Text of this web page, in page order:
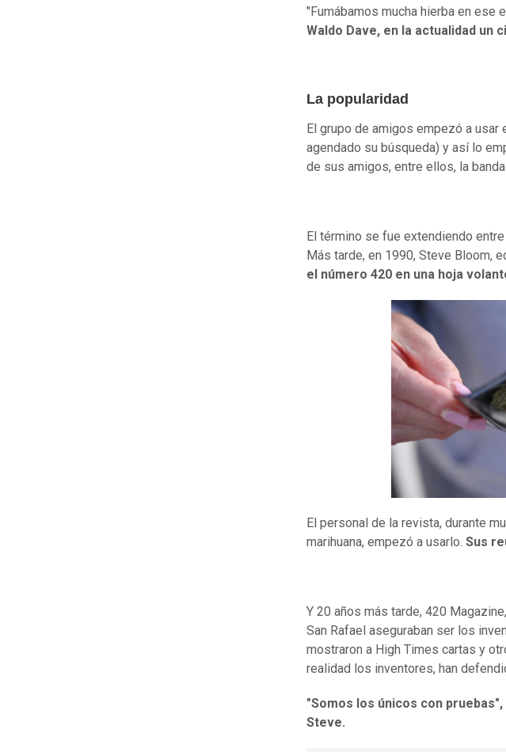
"Fumábamos mucha hierba en ese
Waldo Dave, en la actualidad un
La popularidad
El grupo de amigos empezó a usar
agendado su búsqueda) y así lo
de sus amigos, entre ellos, la
El término se fue extendiendo
Más tarde, en 1990, Steve Bloom,
el número 420 en una hoja
El personal de la revista, durante
marihuana, empezó a usarlo. Sus
Y 20 años más tarde, 420
San Rafael aseguraban ser los
mostraron a High Times cartas y
realidad los inventores, han
"Somos los únicos con
Steve.